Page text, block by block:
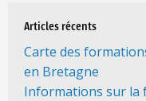
Articles récents
Carte des
en Bretagne
Informations sur la